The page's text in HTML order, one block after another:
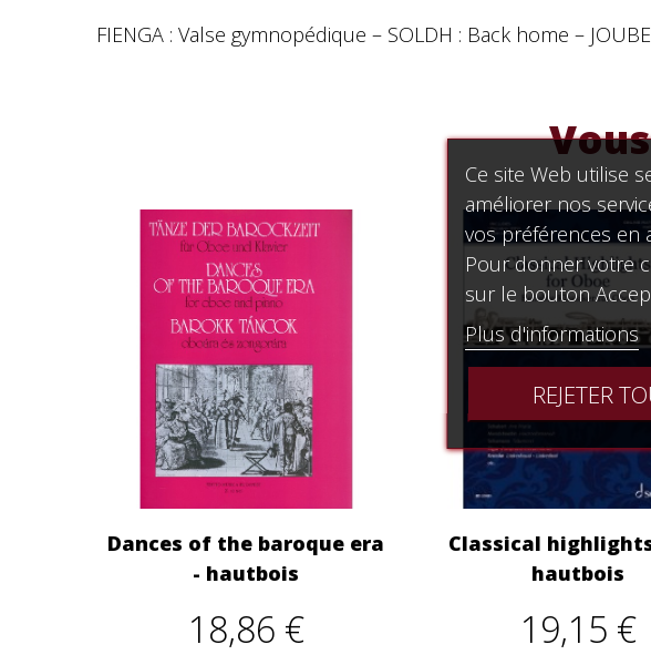
FIENGA : Valse gymnopédique – SOLDH : Back home –
Dances of the baroque era
- hautbois
18,86 €
Classical
hautbois
19,15 €
Ce site Web utilise
améliorer nos
vos préférences en
Pour donner votre
sur le bouton
Plus d'informations
REJETER